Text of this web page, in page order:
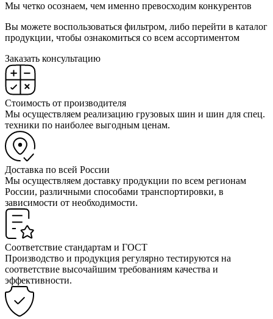
Мы четко осознаем, чем именно превосходим конкурентов
Вы можете воспользоваться фильтром, либо перейти в каталог
продукции, чтобы ознакомиться со всем ассортиментом
Заказать консультацию
Стоимость от производителя
Мы осуществляем реализацию грузовых шин и шин для спец.
техники по наиболее выгодным ценам.
Доставка по всей России
Мы осуществляем доставку продукции по всем регионам
России, различными способами транспортировки, в
зависимости от необходимости.
Соответствие стандартам и ГОСТ
Производство и продукция регулярно тестируются на
соответствие высочайшим требованиям качества и
эффективности.